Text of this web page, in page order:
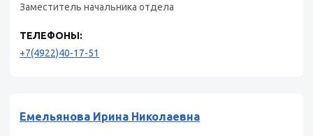
Заместитель начальника отдела
ТЕЛЕФОНЫ:
+7(4922)40-17-51
Емельянова Ирина Николаевна